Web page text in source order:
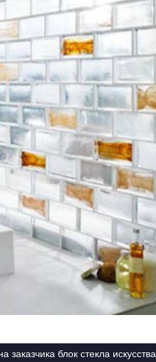
блок стекла искусства